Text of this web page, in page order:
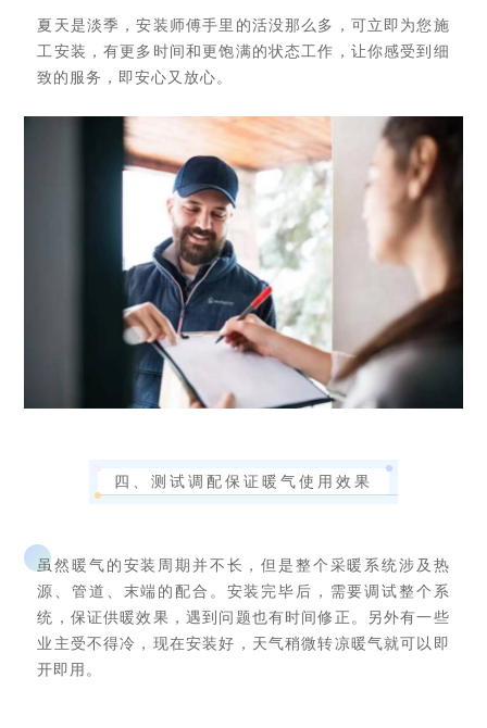
夏天是淡季，安装师傅手里的活没那么多，可立即为您施
工安装，有更多时间和更饱满的状态工作，让你感受到细
致的服务，即安心又放心。
四、测试调配保证暖气使用效果
虽然暖气的安装周期并不长，但是整个采暖系统涉及热
源、管道、末端的配合。安装完毕后，需要调试整个系
统，保证供暖效果，遇到问题也有时间修正。另外有一些
业主受不得冷，现在安装好，天气稍微转凉暖气就可以即
开即用。